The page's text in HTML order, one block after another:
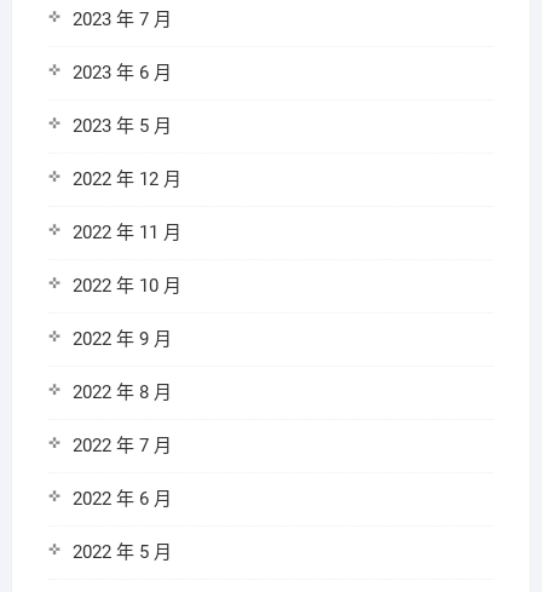
2023 年 7 月
2023 年 6 月
2023 年 5 月
2022 年 12 月
2022 年 11 月
2022 年 10 月
2022 年 9 月
2022 年 8 月
2022 年 7 月
2022 年 6 月
2022 年 5 月